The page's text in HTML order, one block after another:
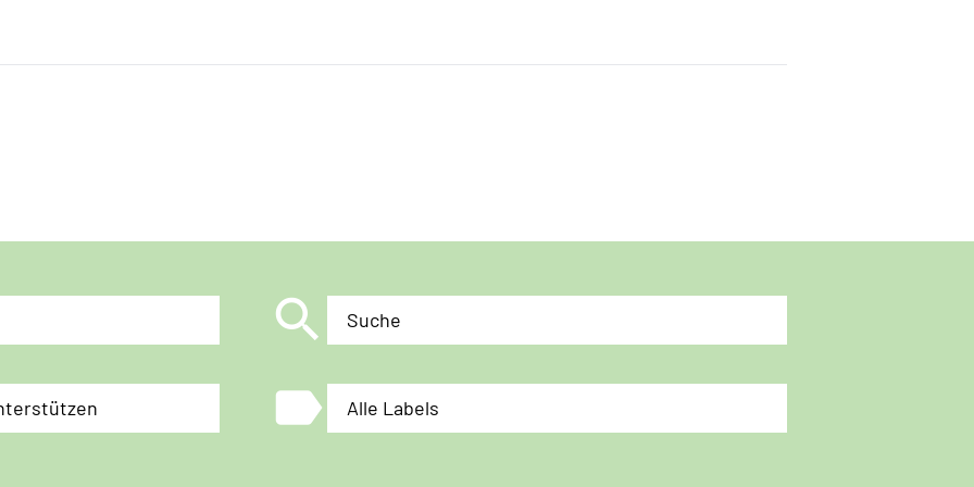
search Suche
label Alle Labels